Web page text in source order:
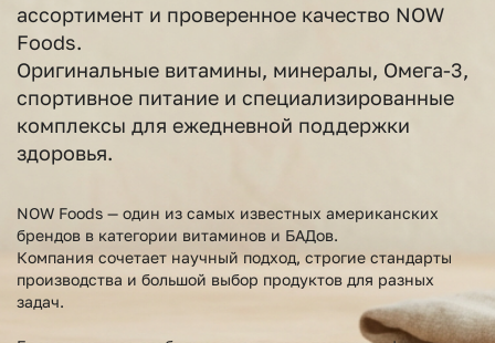
ассортимент и проверенное качество NOW
Foods.
Оригинальные витамины, минералы, Омега-3,
спортивное питание и специализированные
комплексы для ежедневной поддержки
здоровья.
NOW Foods — один из самых известных американских
брендов в категории витаминов и БАДов.
Компания сочетает научный подход, строгие стандарты
производства и большой выбор продуктов для разных
задач.